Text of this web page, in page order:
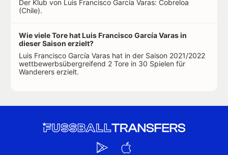
Der Klub von Luis Francisco García Varas: Cobreloa
(Chile).
Wie viele Tore hat Luis Francisco García Varas in
dieser Saison erzielt?
Luis Francisco García Varas hat in der Saison 2021/2022
wettbewerbsübergreifend 2 Tore in 30 Spielen für
Wanderers erzielt.